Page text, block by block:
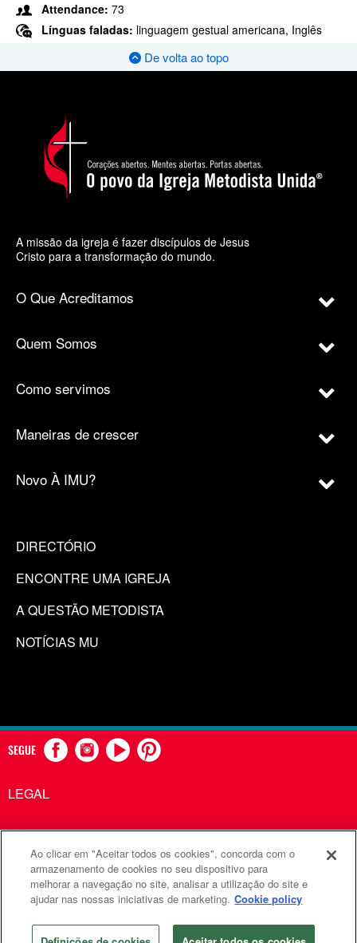
Attendance: 73
Línguas faladas: linguagem gestual americana, Inglês
De volta ao topo
A missão da igreja é fazer discípulos de Jesus
Cristo para a transformação do mundo.
O Que Acreditamos
Quem Somos
Como servimos
Maneiras de crescer
Novo À IMU?
DIRECTÓRIO
ENCONTRE UMA IGREJA
A QUESTÃO METODISTA
NOTÍCIAS MU
SEGUE
LEGAL
Comunicações Metodistas Unidas é uma agência da Igreja
Metodista Unida
©2026 Comunicações Metodistas Unidas. Todos os direitos
reservados
Ao clicar em "Aceitar todos os cookies", concorda com o
armazenamento de cookies no seu dispositivo para
melhorar a navegação no site, analisar a utilização do site e
ajudar nas nossas iniciativas de marketing. Cookie policy